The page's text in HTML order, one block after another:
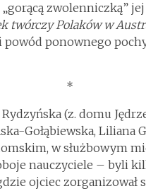
zwolenniczką”
twórczy Polaków w
powód ponownego
*
(z. domu
Gołąbiewska, Liliana
w służbowym
nauczyciele – byli
ojciec zorganizował